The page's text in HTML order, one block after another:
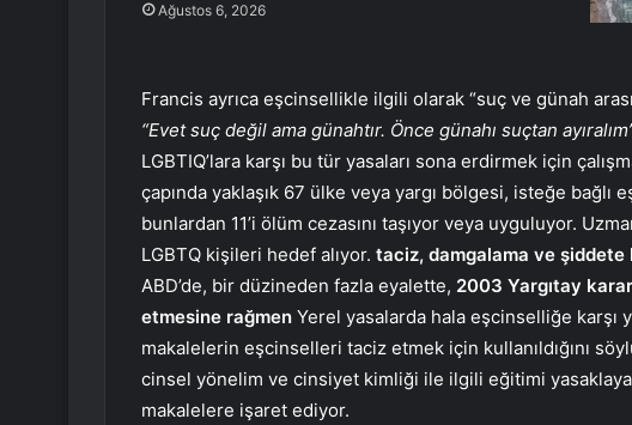
Ağustos 6, 2026
Francis ayrıca eşcinsellikle ilgili olarak “suç ve günah
“Evet suç değil ama günahtır. Önce günahı suçtan
LGBTIQ’lara karşı bu tür yasaları sona erdirmek için
çapında yaklaşık 67 ülke veya yargı bölgesi, isteğe
bunlardan 11’i ölüm cezasını taşıyor veya uyguluyor.
LGBTQ kişileri hedef alıyor. taciz, damgalama ve şiddete
ABD’de, bir düzineden fazla eyalette, 2003 Yargıtay
etmesine rağmen Yerel yasalarda hala eşcinselliğe karşı
makalelerin eşcinselleri taciz etmek için kullanıldığını
cinsel yönelim ve cinsiyet kimliği ile ilgili eğitimi
makalelere işaret ediyor.